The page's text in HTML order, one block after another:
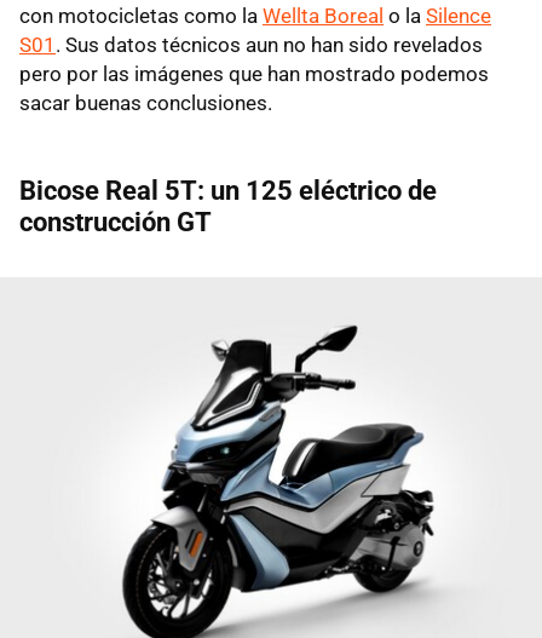
con motocicletas como la Wellta Boreal o la Silence
S01 . Sus datos técnicos aun no han sido revelados
pero por las imágenes que han mostrado podemos
sacar buenas conclusiones.
Bicose Real 5T: un 125 eléctrico de
construcción GT